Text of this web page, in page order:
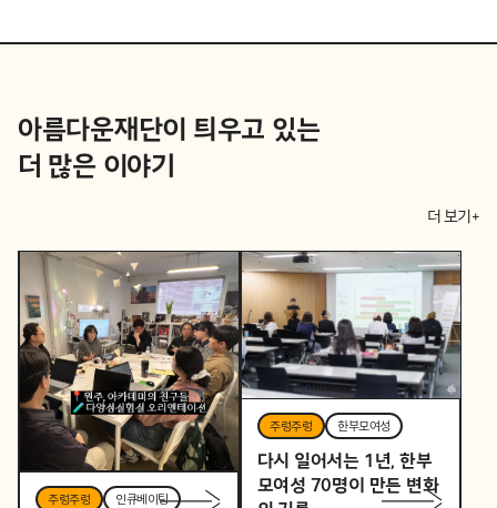
아름다운재단이 틔우고 있는
더 많은 이야기
더 보기+
주렁주렁 인큐베이팅
주렁주렁 한부모여성
다시 일어서는 1년, 한부
모여성 70명이 만든 변화